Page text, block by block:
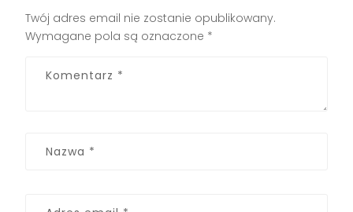
Twój adres email nie zostanie opublikowany.
Wymagane pola są oznaczone *